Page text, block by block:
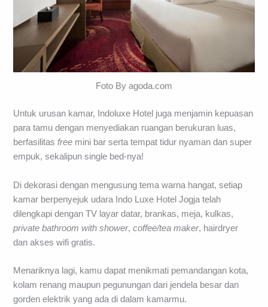
Foto By agoda.com
Untuk urusan kamar, Indoluxe Hotel juga menjamin kepuasan
para tamu dengan menyediakan ruangan berukuran luas,
berfasilitasfree mini bar serta tempat tidur nyaman dan super
empuk, sekalipun single bed-nya!
Di dekorasi dengan mengusung tema warna hangat, setiap
kamar berpenyejuk udara Indo Luxe Hotel Jogja telah
dilengkapi dengan TV layar datar, brankas, meja, kulkas,
private bathroom with shower,coffee/tea maker, hairdryer
dan akses wifi gratis.
Menariknya lagi, kamu dapat menikmati pemandangan kota,
kolam renang maupun pegunungan dari jendela besar dan
gorden elektrik yang ada di dalam kamarmu.